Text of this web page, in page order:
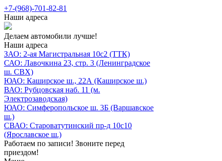
+7-(968)-701-82-81
Наши адреса
Делаем автомобили лучше!
Наши адреса
ЗАО: 2-ая Магистральная 10с2 (ТТК)
САО: Лавочкина 23, стр. 3 (Ленинградское
ш. СВХ)
ЮАО: Каширское ш., 22А (Каширское ш.)
ВАО: Рубцовская наб. 11 (м.
Электрозаводская)
ЮАО: Симферопольское ш. 3Б (Варшавское
ш.)
СВАО: Староватутинский пр-д 10с10
(Ярославское ш.)
Работаем по записи! Звоните перед
приездом!